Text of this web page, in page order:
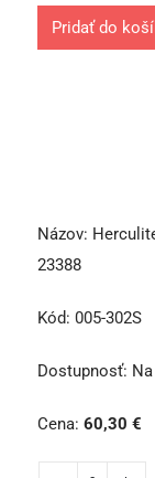
Pridať do
Názov:
23388
Kód: 005-302S
Dostupnosť:
Cena: 60,30 €